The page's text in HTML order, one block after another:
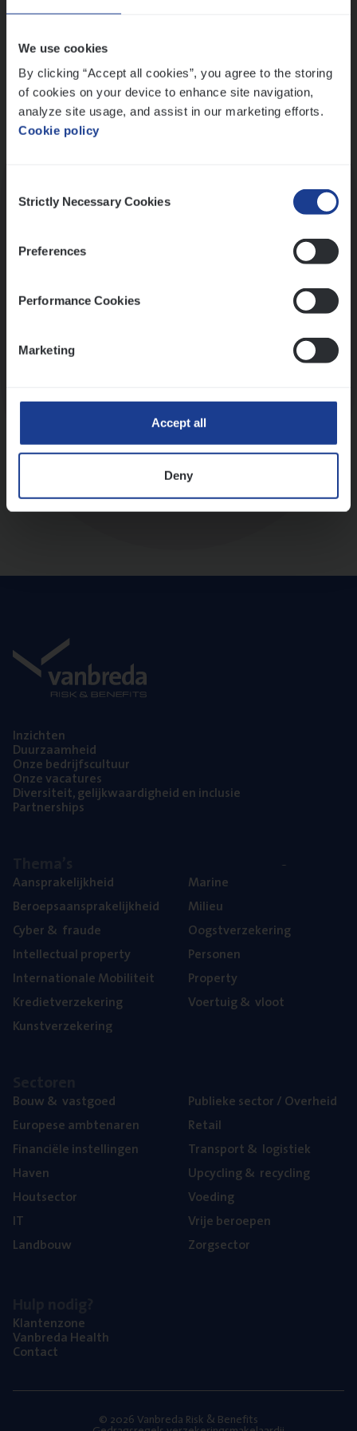
We use cookies
By clicking “Accept all cookies”, you agree to the storing
of cookies on your device to enhance site navigation,
analyze site usage, and assist in our marketing efforts.
Cookie policy
Selection
Strictly Necessary Cookies
Preferences
Performance Cookies
Marketing
Accept all
Deny
Inzich­ten
Duur­zaam­heid
Onze bedrijfs­cul­tuur
Onze vaca­tu­res
Diver­si­teit, gelijk­waar­dig­heid en inclusie
Part­ner­ships
Aan­spra­ke­lijk­heid
Beroeps­aan­spra­ke­lijk­heid
Cyber& fraude
Intel­lec­tu­al property
Inter­na­ti­o­na­le Mobiliteit
Kre­diet­ver­ze­ke­ring
Kunst­ver­ze­ke­ring
Mari­ne
Mili­eu
Oogst­ver­ze­ke­ring
Per­so­nen
Pro­per­ty
Voer­tuig& vloot
Bouw& vastgoed
Euro­pe­se ambtenaren
Finan­ci­ë­le instellingen
Haven
Hout­sec­tor
IT
Land­bouw
Publie­ke sec­tor / Overheid
Retail
Trans­port& logistiek
Upcy­cling& recycling
Voe­ding
Vrije beroe­pen
Zorg­sec­tor
Klan­ten­zo­ne
Van­b­re­da Health
Con­tact
© 2026 Vanbreda Risk & Benefits